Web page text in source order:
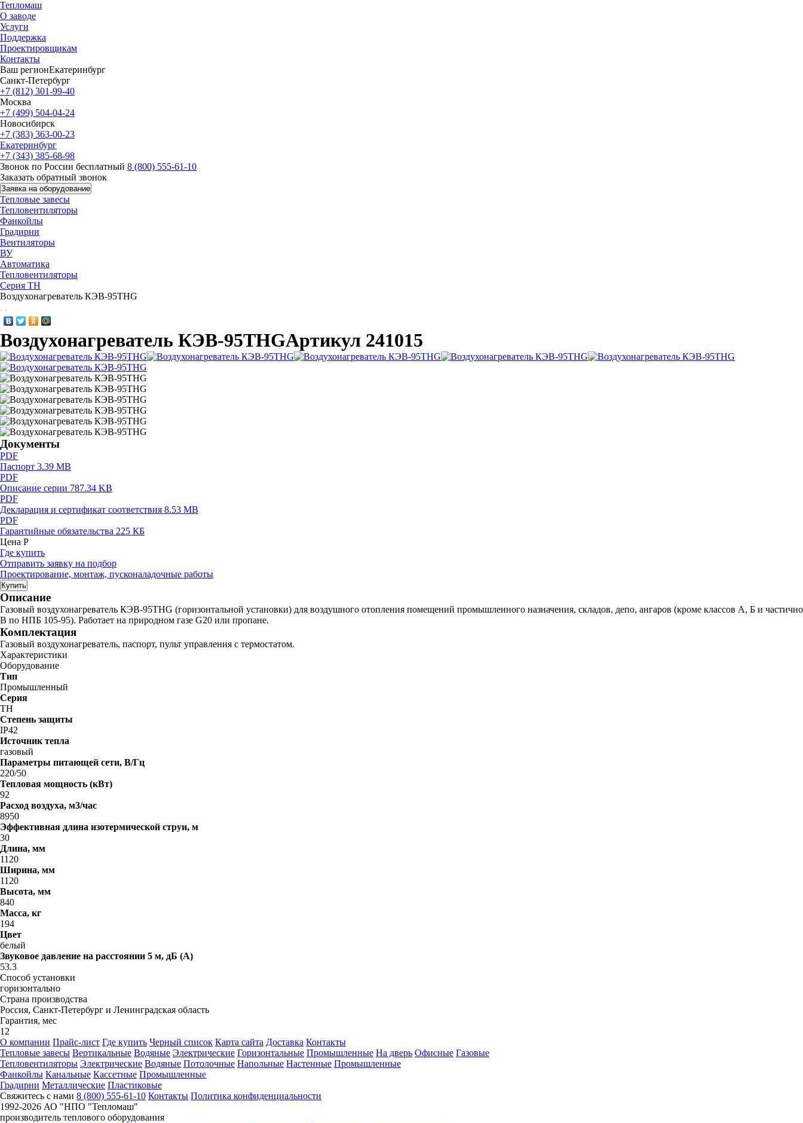
Тепломаш
О заводе
Услуги
Поддержка
Проектировщикам
Контакты
Ваш регионЕкатеринбург
Санкт-Петербург
+7 (812) 301-99-40
Москва
+7 (499) 504-04-24
Новосибирск
+7 (383) 363-00-23
Екатеринбург
+7 (343) 385-68-98
Звонок по России бесплатный 8 (800) 555-61-10
Заказать обратный звонок
Заявка на оборудование
Тепловые завесы
Тепловентиляторы
Фанкойлы
Градирни
Вентиляторы
ВУ
Автоматика
Тепловентиляторы
Серия TH
Воздухонагреватель КЭВ-95THG
Воздухонагреватель КЭВ-95THGАртикул 241015
Документы
PDF
Паспорт 3.39 MB
PDF
Описание серии 787.34 KB
PDF
Декларация и сертификат соответствия 8.53 MB
PDF
Гарантийные обязательства 225 КБ
Цена Р
Где купить
Отправить заявку на подбор
Проектирование, монтаж, пусконаладочные работы
Купить
Описание
Газовый воздухонагреватель КЭВ-95THG (горизонтальной установки) для воздушного отопления помещений промышленного назначения, складов, депо, ангаров (кроме классов А, Б и частично
В по НПБ 105-95). Работает на природном газе G20 или пропане.
Комплектация
Газовый воздухонагреватель, паспорт, пульт управления с термостатом.
Характеристики
Оборудование
Тип
Промышленный
Серия
TH
Степень защиты
IP42
Источник тепла
газовый
Параметры питающей сети, В/Гц
220/50
Тепловая мощность (кВт)
92
Расход воздуха, м3/час
8950
Эффективная длина изотермической струи, м
30
Длина, мм
1120
Ширина, мм
1120
Высота, мм
840
Масса, кг
194
Цвет
белый
Звуковое давление на расстоянии 5 м, дБ (A)
53.3
Способ установки
горизонтально
Страна производства
Россия, Санкт-Петербург и Ленинградская область
Гарантия, мес
12
О компании Прайс-лист Где купить Черный список Карта сайта Доставка Контакты
Тепловые завесы Вертикальные Водяные Электрические Горизонтальные Промышленные На дверь Офисные Газовые
Тепловентиляторы Электрические Водяные Потолочные Напольные Настенные Промышленные
Фанкойлы Канальные Кассетные Промышленные
Градирни Металлические Пластиковые
Свяжитесь с нами 8 (800) 555-61-10 Контакты Политика конфиденциальности
1992-2026 АО "НПО "Тепломаш"
производитель теплового оборудования